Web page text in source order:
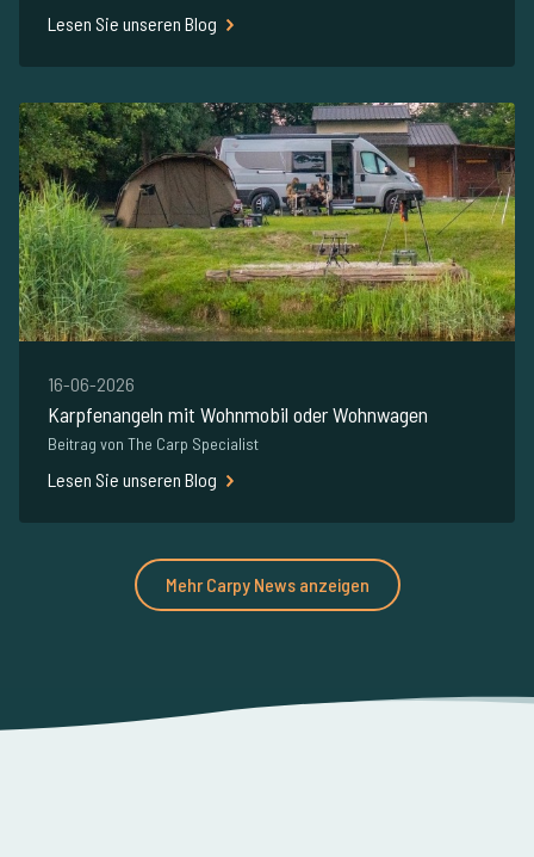
Lesen Sie unseren Blog
16-06-2026
Karpfenangeln mit Wohnmobil oder Wohnwagen
Beitrag von The Carp Specialist
Lesen Sie unseren Blog
Mehr Carpy News anzeigen